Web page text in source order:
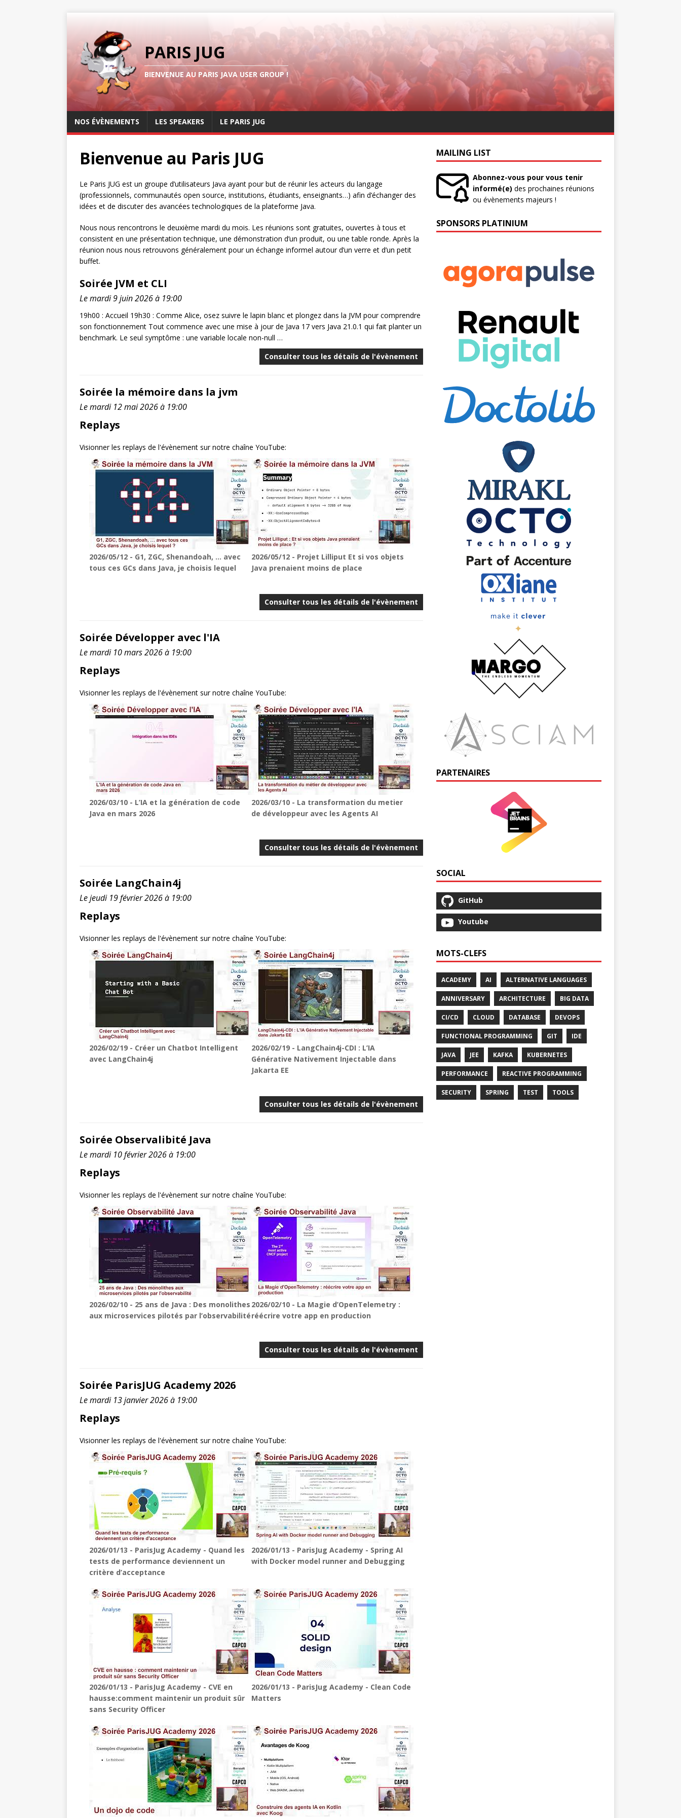
PARIS JUG
BIENVENUE AU PARIS JAVA USER GROUP !
NOS ÉVÈNEMENTS LES SPEAKERS LE PARIS JUG
Bienvenue au Paris JUG
Le Paris JUG est un groupe d’utilisateurs Java ayant pour but de réunir les acteurs du langage
(professionnels, communautés open source, institutions, étudiants, enseignants…) afin d’échanger des
idées et de discuter des avancées technologiques de la plateforme Java.
Nous nous rencontrons le deuxième mardi du mois. Les réunions sont gratuites, ouvertes à tous et
consistent en une présentation technique, une démonstration d’un produit, ou une table ronde. Après la
réunion nous nous retrouvons généralement pour un échange informel autour d’un verre et d’un petit
buffet.
Soirée JVM et CLI
Le mardi 9 juin 2026 à 19:00
19h00 : Accueil 19h30 : Comme Alice, osez suivre le lapin blanc et plongez dans la JVM pour comprendre
son fonctionnement Tout commence avec une mise à jour de Java 17 vers Java 21.0.1 qui fait planter un
benchmark. Le seul symptôme : une variable locale non-null …
Consulter tous les détails de l'évènement
Soirée la mémoire dans la jvm
Le mardi 12 mai 2026 à 19:00
Replays
Visionner les replays de l'évènement sur notre chaîne YouTube:
2026/05/12 - G1, ZGC, Shenandoah, … avec
tous ces GCs dans Java, je choisis lequel
2026/05/12 - Projet Lilliput Et si vos objets
Java prenaient moins de place
Consulter tous les détails de l'évènement
Soirée Développer avec l'IA
Le mardi 10 mars 2026 à 19:00
Replays
Visionner les replays de l'évènement sur notre chaîne YouTube:
2026/03/10 - L’IA et la génération de code
Java en mars 2026
2026/03/10 - La transformation du metier
de développeur avec les Agents AI
Consulter tous les détails de l'évènement
Soirée LangChain4j
Le jeudi 19 février 2026 à 19:00
Replays
Visionner les replays de l'évènement sur notre chaîne YouTube:
2026/02/19 - Créer un Chatbot Intelligent
avec LangChain4j
2026/02/19 - LangChain4j-CDI : L’IA
Générative Nativement Injectable dans
Jakarta EE
Consulter tous les détails de l'évènement
Soirée Observalibité Java
Le mardi 10 février 2026 à 19:00
Replays
Visionner les replays de l'évènement sur notre chaîne YouTube:
2026/02/10 - 25 ans de Java : Des monolithes
aux microservices pilotés par l’observabilité
2026/02/10 - La Magie d’OpenTelemetry :
réécrire votre app en production
Consulter tous les détails de l'évènement
Soirée ParisJUG Academy 2026
Le mardi 13 janvier 2026 à 19:00
Replays
Visionner les replays de l'évènement sur notre chaîne YouTube:
2026/01/13 - ParisJug Academy - Quand les
tests de performance deviennent un
critère d’acceptance
2026/01/13 - ParisJug Academy - Spring AI
with Docker model runner and Debugging
2026/01/13 - ParisJug Academy - CVE en
hausse:comment maintenir un produit sûr
sans Security Officer
2026/01/13 - ParisJug Academy - Clean Code
Matters
MAILING LIST
Abonnez-vous pour vous tenir
informé(e) des prochaines réunions
ou évènements majeurs !
SPONSORS PLATINIUM
PARTENAIRES
SOCIAL
GitHub
Youtube
MOTS-CLEFS
ACADEMY AI ALTERNATIVE LANGUAGES
ANNIVERSARY ARCHITECTURE BIG DATA
CI/CD CLOUD DATABASE DEVOPS
FUNCTIONAL PROGRAMMING GIT IDE
JAVA JEE KAFKA KUBERNETES
PERFORMANCE REACTIVE PROGRAMMING
SECURITY SPRING TEST TOOLS